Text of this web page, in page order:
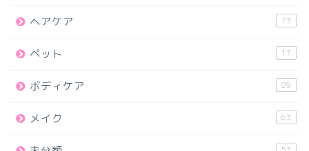
ヘアケア 73
ペット 17
ボディケア 89
メイク 63